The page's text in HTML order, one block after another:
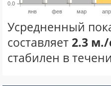
янв фев мар апр
0.0
Усредненный
составляет 2.3 м./
стабилен в